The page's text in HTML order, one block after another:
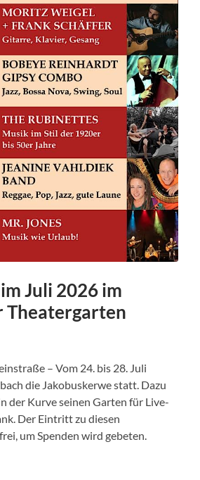
Juli 2026 im
Theatergarten
– Vom 24. bis 28. Juli
die Jakobuskerwe statt. Dazu
der Kurve seinen Garten für Live-
Der Eintritt zu diesen
um Spenden wird gebeten.